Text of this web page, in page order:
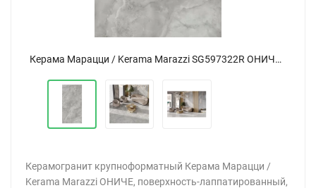
Керама Марацци / Kerama Marazzi SG597322R ОНИЧЕ серый светлый лаппатированный 119,5x238,5
Керамогранит крупноформатный Керама Марацци /
Kerama Marazzi ОНИЧЕ, поверхность-лаппатированный,